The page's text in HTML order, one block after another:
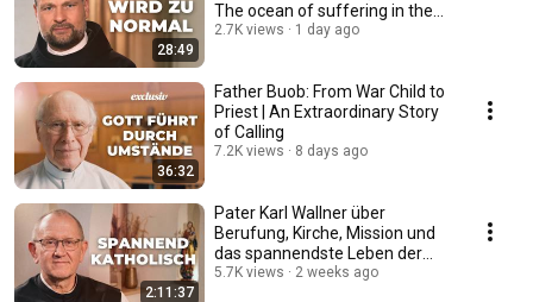
28:49
The ocean of suffering in the
Holy Land
2.7K views 1 day ago
36:32
Father Buob: From War Child to
Priest | An Extraordinary Story
of Calling
7.2K views 8 days ago
2:11:37
Pater Karl Wallner über
Berufung, Kirche, Mission und
das spannendste Leben der
Welt #katholisch
5.7K views 2 weeks ago